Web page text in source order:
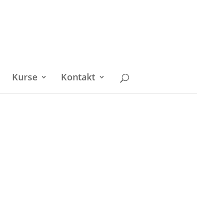
Kurse Kontakt